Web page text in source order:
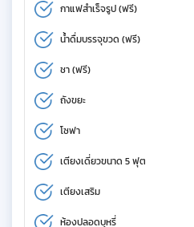
กาแฟสำเร็จรูป (ฟรี)
น้ำดื่มบรรจุขวด (ฟรี)
ชา (ฟรี)
ถังขยะ
โซฟา
เตียงเดี่ยวขนาด 5 ฟุต
เตียงเสริม
ห้องปลอดบุหรี่